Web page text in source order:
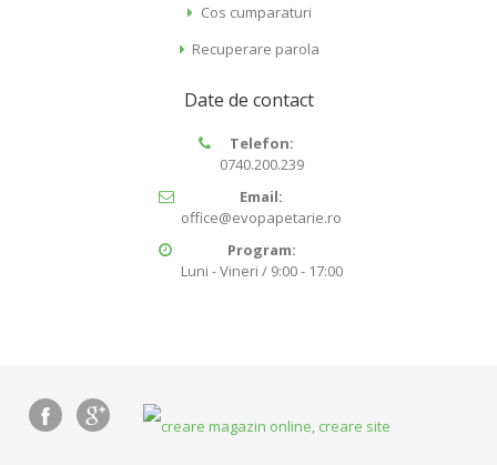
Cos cumparaturi
Recuperare parola
Date de contact
Telefon:
0740.200.239
Email:
office@evopapetarie.ro
Program:
Luni - Vineri / 9:00 - 17:00